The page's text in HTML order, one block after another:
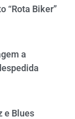
“Rota Biker”
a
e Blues